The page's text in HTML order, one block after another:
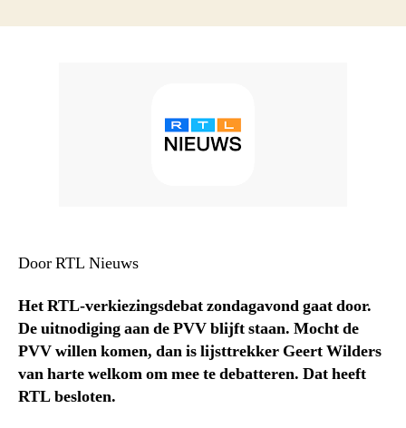
Door RTL Nieuws
Het RTL-verkiezingsdebat zondagavond gaat door.
De uitnodiging aan de PVV blijft staan. Mocht de
PVV willen komen, dan is lijsttrekker Geert Wilders
van harte welkom om mee te debatteren. Dat heeft
RTL besloten.